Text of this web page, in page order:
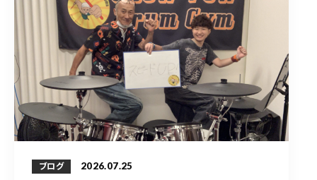
ブログ 2026.07.25